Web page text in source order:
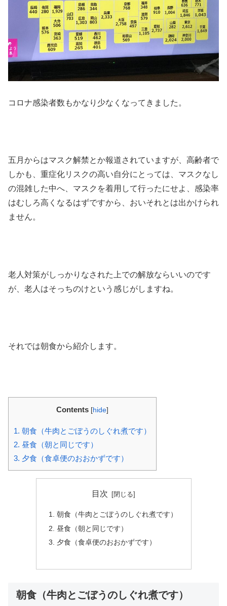
コロナ感染者数もかなり少なくなってきました。
五月からはマスク解禁とか報道されていますが、高齢者で
しかも、重症化リスクの高い自分にとっては、マスクなし
の混雑した中へ、マスクを着用して行ったにせよ、感染率
はむしろ高くなるはずですから、おいそれとは出かけられ
ません。
老人対策がしっかりなされた上での解放ならいいのです
が、老人はそっちのけという感じがしますね。
それでは朝食から紹介します。
Contents [hide]
1. 朝食（牛肉とごぼうのしぐれ煮です）
2. 昼食（朝と同じです）
3. 夕食（食卓便のおおかずです）
目次
朝食（牛肉とごぼうのしぐれ煮です）
昼食（朝と同じです）
夕食（食卓便のおおかずです）
朝食（牛肉とごぼうのしぐれ煮です）